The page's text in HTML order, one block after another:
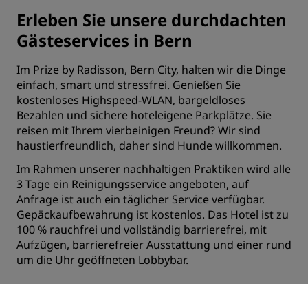
Erleben Sie unsere durchdachten
Gästeservices in Bern
Im Prize by Radisson, Bern City, halten wir die Dinge
einfach, smart und stressfrei. Genießen Sie
kostenloses Highspeed-WLAN, bargeldloses
Bezahlen und sichere hoteleigene Parkplätze. Sie
reisen mit Ihrem vierbeinigen Freund? Wir sind
haustierfreundlich, daher sind Hunde willkommen.
Im Rahmen unserer nachhaltigen Praktiken wird alle
3 Tage ein Reinigungsservice angeboten, auf
Anfrage ist auch ein täglicher Service verfügbar.
Gepäckaufbewahrung ist kostenlos. Das Hotel ist zu
100 % rauchfrei und vollständig barrierefrei, mit
Aufzügen, barrierefreier Ausstattung und einer rund
um die Uhr geöffneten Lobbybar.